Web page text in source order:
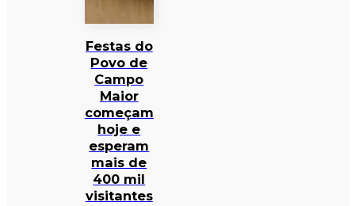
Festas do
Povo de
Campo
Maior
começam
hoje e
esperam
mais de
400 mil
visitantes